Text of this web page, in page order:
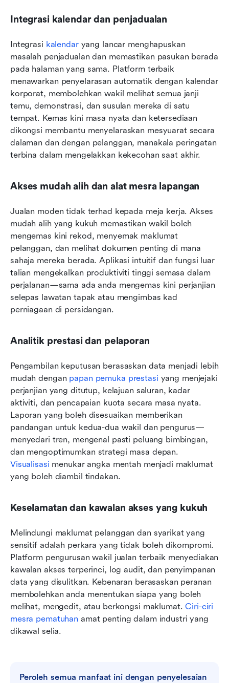
Integrasi kalendar dan penjadualan
Integrasi kalendar yang lancar menghapuskan
masalah penjadualan dan memastikan pasukan berada
pada halaman yang sama. Platform terbaik
menawarkan penyelarasan automatik dengan kalendar
korporat, membolehkan wakil melihat semua janji
temu, demonstrasi, dan susulan mereka di satu
tempat. Kemas kini masa nyata dan ketersediaan
dikongsi membantu menyelaraskan mesyuarat secara
dalaman dan dengan pelanggan, manakala peringatan
terbina dalam mengelakkan kekecohan saat akhir.
Akses mudah alih dan alat mesra lapangan
Jualan moden tidak terhad kepada meja kerja. Akses
mudah alih yang kukuh memastikan wakil boleh
mengemas kini rekod, menyemak maklumat
pelanggan, dan melihat dokumen penting di mana
sahaja mereka berada. Aplikasi intuitif dan fungsi luar
talian mengekalkan produktiviti tinggi semasa dalam
perjalanan—sama ada anda mengemas kini perjanjian
selepas lawatan tapak atau mengimbas kad
perniagaan di persidangan.
Analitik prestasi dan pelaporan
Pengambilan keputusan berasaskan data menjadi lebih
mudah dengan papan pemuka prestasi yang menjejaki
perjanjian yang ditutup, kelajuan saluran, kadar
aktiviti, dan pencapaian kuota secara masa nyata.
Laporan yang boleh disesuaikan memberikan
pandangan untuk kedua-dua wakil dan pengurus—
menyedari tren, mengenal pasti peluang bimbingan,
Visualisasi menukar angka mentah menjadi maklumat
yang boleh diambil tindakan.
Keselamatan dan kawalan akses yang kukuh
Melindungi maklumat pelanggan dan syarikat yang
sensitif adalah perkara yang tidak boleh dikompromi.
Platform pengurusan wakil jualan terbaik menyediakan
kawalan akses terperinci, log audit, dan penyimpanan
data yang disulitkan. Kebenaran berasaskan peranan
membolehkan anda menentukan siapa yang boleh
melihat, mengedit, atau berkongsi maklumat. Ciri-ciri
mesra pematuhan amat penting dalam industri yang
dikawal selia.
Peroleh semua manfaat ini dengan penyelesaian